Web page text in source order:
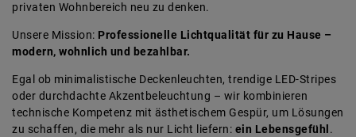
privaten Wohnbereich neu zu denken.
Unsere Mission: Professionelle Lichtqualität für zu Hause –
modern, wohnlich und bezahlbar.
Egal ob minimalistische Deckenleuchten, trendige LED-Stripes
oder durchdachte Akzentbeleuchtung – wir kombinieren
technische Kompetenz mit ästhetischem Gespür, um Lösungen
zu schaffen, die mehr als nur Licht liefern: ein Lebensgefühl .